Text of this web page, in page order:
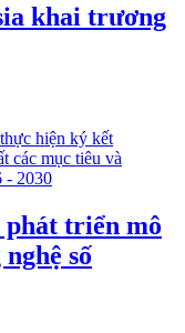
khai trương
triển mô
số